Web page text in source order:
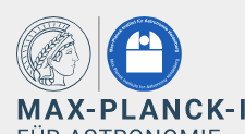
Hauptinhalt